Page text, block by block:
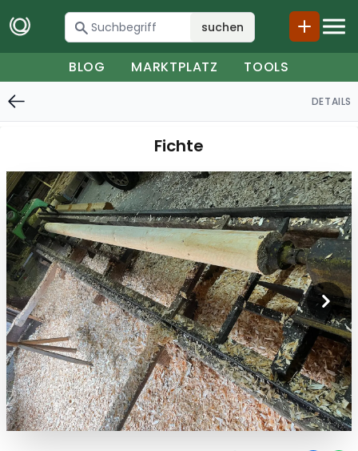
suchen
BLOG MARKTPLATZ TOOLS
DETAILS
Fichte